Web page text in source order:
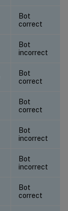
Bot
correct
Bot
incorrect
Bot
correct
Bot
correct
Bot
incorrect
Bot
incorrect
Bot
correct